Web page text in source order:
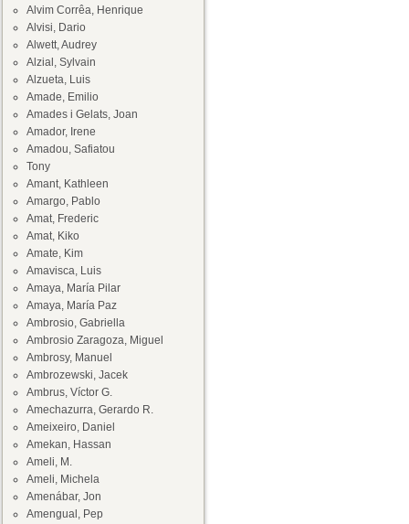
Alvim Corrêa, Henrique
Alvisi, Dario
Alwett, Audrey
Alzial, Sylvain
Alzueta, Luis
Amade, Emilio
Amades i Gelats, Joan
Amador, Irene
Amadou, Safiatou
Tony
Amant, Kathleen
Amargo, Pablo
Amat, Frederic
Amat, Kiko
Amate, Kim
Amavisca, Luis
Amaya, María Pilar
Amaya, María Paz
Ambrosio, Gabriella
Ambrosio Zaragoza, Miguel
Ambrosy, Manuel
Ambrozewski, Jacek
Ambrus, Víctor G.
Amechazurra, Gerardo R.
Ameixeiro, Daniel
Amekan, Hassan
Ameli, M.
Ameli, Michela
Amenábar, Jon
Amengual, Pep